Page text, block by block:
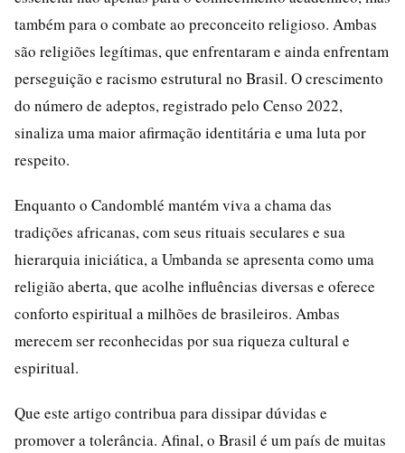
também para o combate ao preconceito religioso. Ambas
são religiões legítimas, que enfrentaram e ainda enfrentam
perseguição e racismo estrutural no Brasil. O crescimento
do número de adeptos, registrado pelo Censo 2022,
sinaliza uma maior afirmação identitária e uma luta por
respeito.
Enquanto o Candomblé mantém viva a chama das
tradições africanas, com seus rituais seculares e sua
hierarquia iniciática, a Umbanda se apresenta como uma
religião aberta, que acolhe influências diversas e oferece
conforto espiritual a milhões de brasileiros. Ambas
merecem ser reconhecidas por sua riqueza cultural e
espiritual.
Que este artigo contribua para dissipar dúvidas e
promover a tolerância. Afinal, o Brasil é um país de muitas